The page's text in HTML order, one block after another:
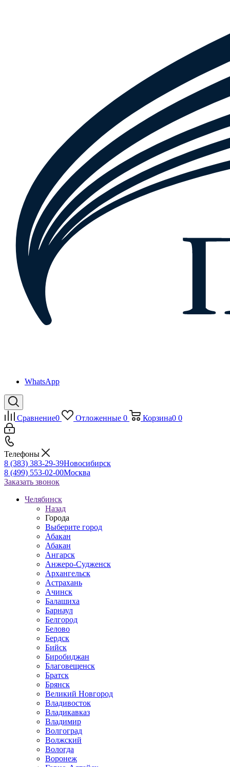
WhatsApp
Сравнение0 Отложенные 0 Корзина0 0
Телефоны
8 (383) 383-29-39Новосибирск
8 (499) 553-02-00Москва
Заказать звонок
Челябинск
Назад
Города
Выберите город
Абакан
Абакан
Ангарск
Анжеро-Судженск
Архангельск
Астрахань
Ачинск
Балашиха
Барнаул
Белгород
Белово
Бердск
Бийск
Биробиджан
Благовещенск
Братск
Брянск
Великий Новгород
Владивосток
Владикавказ
Владимир
Волгоград
Волжский
Вологда
Воронеж